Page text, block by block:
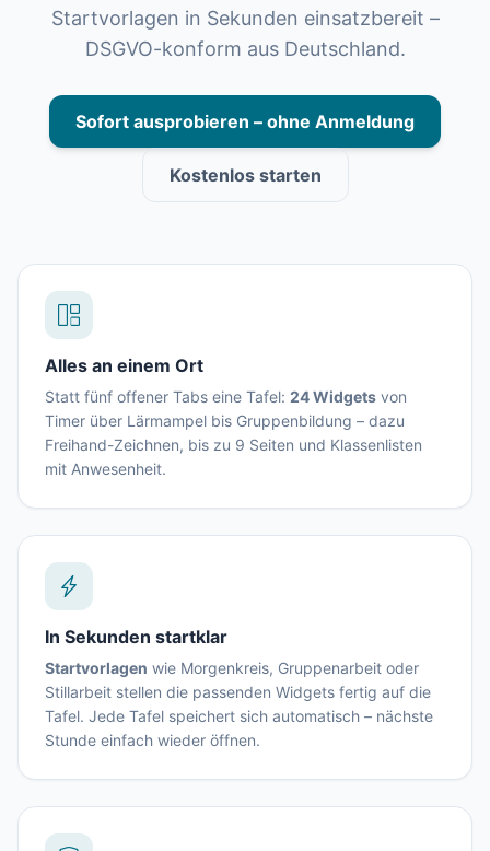
Startvorlagen in Sekunden einsatzbereit –
DSGVO-konform aus Deutschland.
Sofort ausprobieren – ohne Anmeldung
Kostenlos starten
Alles an einem Ort
Statt fünf offener Tabs eine Tafel: 24 Widgets von
Timer über Lärmampel bis Gruppenbildung – dazu
Freihand-Zeichnen, bis zu 9 Seiten und Klassenlisten
mit Anwesenheit.
In Sekunden startklar
Startvorlagen wie Morgenkreis, Gruppenarbeit oder
Stillarbeit stellen die passenden Widgets fertig auf die
Tafel. Jede Tafel speichert sich automatisch – nächste
Stunde einfach wieder öffnen.